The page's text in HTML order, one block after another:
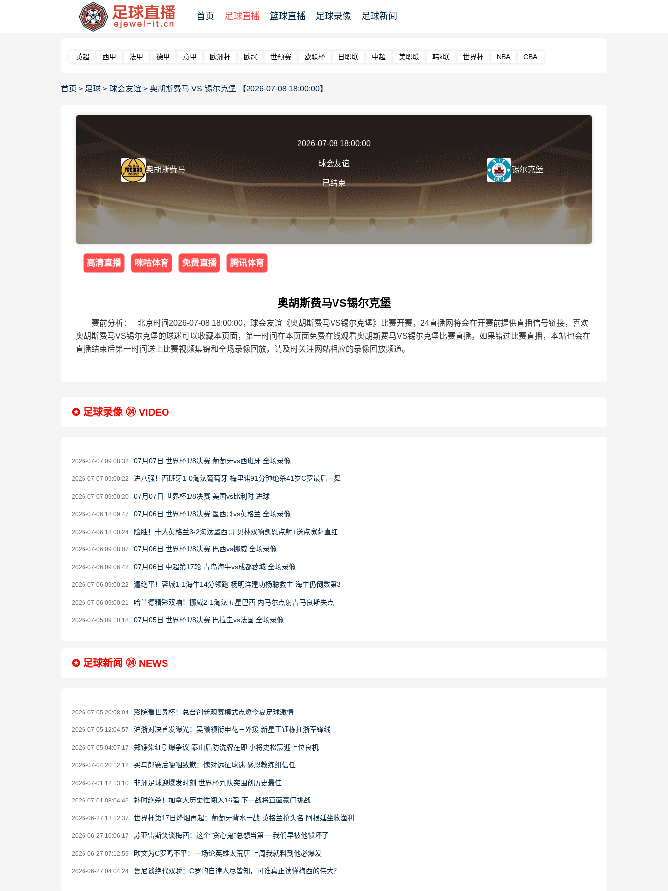
首页 足球直播 篮球直播 足球录像 足球新闻
英超 西甲 法甲 德甲 意甲 欧洲杯 欧冠 世预赛 欧联杯 日职联 中超 美职联 韩k联 世界杯 NBA CBA
首页 > 足球 > 球会友谊 > 奥胡斯费马 VS 锡尔克堡 【2026-07-08 18:00:00】
奥胡斯费马
2026-07-08 18:00:00
球会友谊
已结束
锡尔克堡
高清直播 咪咕体育 免费直播 腾讯体育
奥胡斯费马VS锡尔克堡
赛前分析： 北京时间2026-07-08 18:00:00，球会友谊《奥胡斯费马VS锡尔克堡》比赛开赛，24直播网将会在开赛前提供直播信号链接，喜欢
奥胡斯费马VS锡尔克堡的球迷可以收藏本页面，第一时间在本页面免费在线观看奥胡斯费马VS锡尔克堡比赛直播。如果错过比赛直播，本站也会在
直播结束后第一时间送上比赛视频集锦和全场录像回放，请及时关注网站相应的录像回放频道。
✪ 足球录像 ㉔ VIDEO
2026-07-07 09:08:32 07月07日 世界杯1/8决赛 葡萄牙vs西班牙 全场录像
2026-07-07 09:00:22 进八强！西班牙1-0淘汰葡萄牙 梅里诺91分钟绝杀41岁C罗最后一舞
2026-07-07 09:00:20 07月07日 世界杯1/8决赛 美国vs比利时 进球
2026-07-06 18:09:47 07月06日 世界杯1/8决赛 墨西哥vs英格兰 全场录像
2026-07-06 18:00:24 险胜！十人英格兰3-2淘汰墨西哥 贝林双响凯恩点射+送点宽萨直红
2026-07-06 09:08:07 07月06日 世界杯1/8决赛 巴西vs挪威 全场录像
2026-07-06 09:06:48 07月06日 中超第17轮 青岛海牛vs成都蓉城 全场录像
2026-07-06 09:00:22 遭绝平！蓉城1-1海牛14分领跑 杨明洋建功杨聪救主 海牛仍倒数第3
2026-07-06 09:00:21 哈兰德精彩双响！挪威2-1淘汰五星巴西 内马尔点射吉马良斯失点
2026-07-05 09:10:18 07月05日 世界杯1/8决赛 巴拉圭vs法国 全场录像
✪ 足球新闻 ㉔ NEWS
2026-07-05 20:08:04 影院看世界杯！总台创新观赛模式点燃今夏足球激情
2026-07-05 12:04:57 沪浙对决首发曝光：吴曦领衔申花三外援 新星王钰栋扛浙军锋线
2026-07-05 04:07:17 郑铮染红引爆争议 泰山后防洗牌在即 小将史松宸迎上位良机
2026-07-04 20:12:12 买乌郎赛后哽咽致歉：愧对远征球迷 感恩教练组信任
2026-07-01 12:13:10 非洲足球迎爆发时刻 世界杯九队突围创历史最佳
2026-07-01 08:04:46 补时绝杀！加拿大历史性闯入16强 下一战将直面豪门挑战
2026-06-27 13:12:37 世界杯第17日烽烟再起：葡萄牙背水一战 英格兰抢头名 阿根廷坐收渔利
2026-06-27 10:06:17 苏亚雷斯笑谈梅西：这个"贪心鬼"总想当第一 我们早被他惯坏了
2026-06-27 07:12:59 欧文为C罗鸣不平：一场论英雄太荒唐 上周我就料到他必爆发
2026-06-27 04:04:24 鲁尼谈绝代双骄：C罗的自律人尽皆知，可谁真正读懂梅西的伟大？